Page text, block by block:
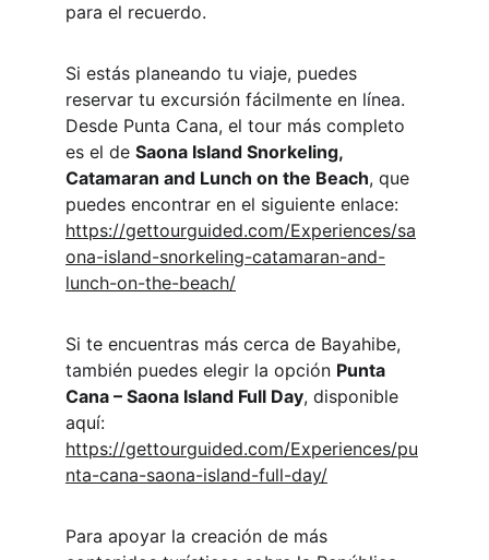
para el recuerdo.
Si estás planeando tu viaje, puedes
reservar tu excursión fácilmente en línea.
Desde Punta Cana, el tour más completo
es el de Saona Island Snorkeling,
Catamaran and Lunch on the Beach, que
puedes encontrar en el siguiente enlace:
https://gettourguided.com/Experiences/sa
ona-island-snorkeling-catamaran-and-
lunch-on-the-beach/
Si te encuentras más cerca de Bayahibe,
también puedes elegir la opción Punta
Cana – Saona Island Full Day, disponible
aquí:
https://gettourguided.com/Experiences/pu
nta-cana-saona-island-full-day/
Para apoyar la creación de más